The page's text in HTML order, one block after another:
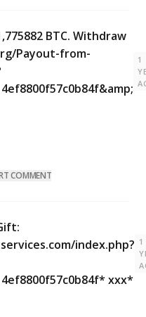
BTC. Withdraw
Payout-from-
1
COMMENT
index.php?
ххх*
1